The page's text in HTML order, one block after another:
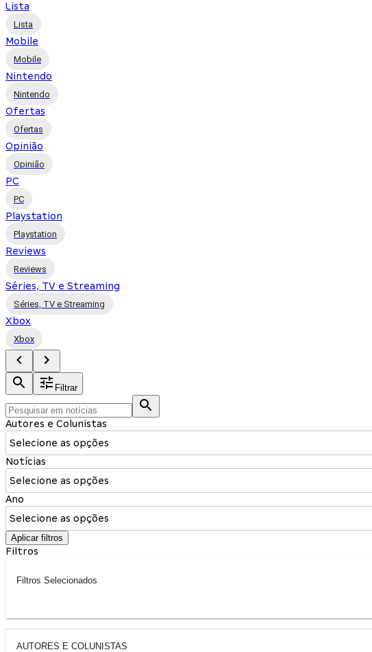
Lista
Lista
Mobile
Mobile
Nintendo
Nintendo
Ofertas
Ofertas
Opinião
Opinião
PC
PC
Playstation
Playstation
Reviews
Reviews
Séries, TV e Streaming
Séries, TV e Streaming
Xbox
Xbox
Filtrar
Autores e Colunistas
Selecione as opções
Notícias
Selecione as opções
Ano
Selecione as opções
Aplicar filtros
Filtros
Filtros Selecionados
AUTORES E COLUNISTAS